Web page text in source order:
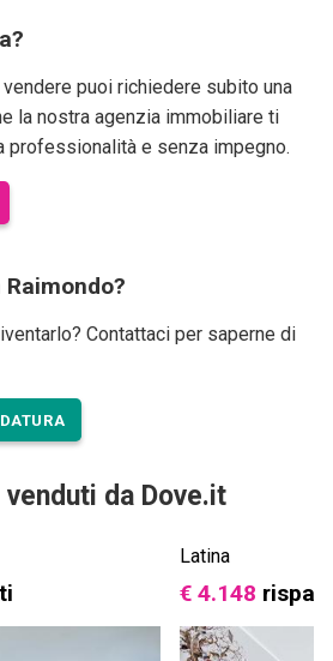
puoi richiedere subito una
la nostra agenzia immobiliare ti
professionalità e senza impegno.
Contattaci per saperne di
da Dove.it
Latina
€ 4.148